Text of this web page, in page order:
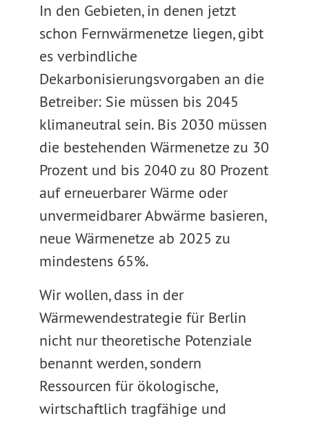
In den Gebieten, in denen jetzt
schon Fernwärmenetze liegen, gibt
es verbindliche
Dekarbonisierungsvorgaben an die
Betreiber: Sie müssen bis 2045
klimaneutral sein. Bis 2030 müssen
die bestehenden Wärmenetze zu 30
Prozent und bis 2040 zu 80 Prozent
auf erneuerbarer Wärme oder
unvermeidbarer Abwärme basieren,
neue Wärmenetze ab 2025 zu
mindestens 65%.
Wir wollen, dass in der
Wärmewendestrategie für Berlin
nicht nur theoretische Potenziale
benannt werden, sondern
Ressourcen für ökologische,
wirtschaftlich tragfähige und